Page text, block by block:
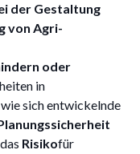
der Gestaltung
von Agri-
oder
in
sich entwickelnde
Risikofür